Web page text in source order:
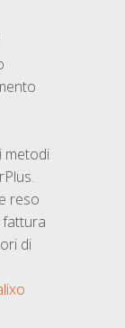
metodi
reso
fattura
di